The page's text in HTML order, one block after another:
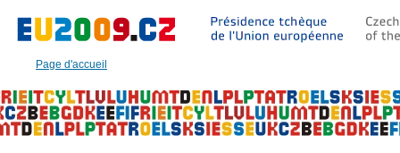
Page d'accueil
Texte
cette
page
|
Navigation